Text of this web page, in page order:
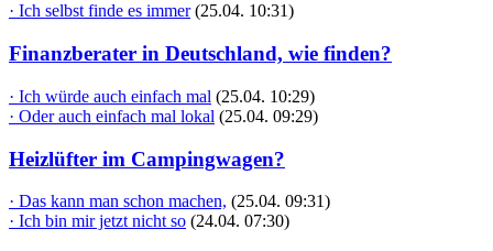
· Ich selbst finde es immer (25.04. 10:31)
Finanzberater in Deutschland, wie finden?
· Ich würde auch einfach mal (25.04. 10:29)
· Oder auch einfach mal lokal (25.04. 09:29)
Heizlüfter im Campingwagen?
· Das kann man schon machen, (25.04. 09:31)
· Ich bin mir jetzt nicht so (24.04. 07:30)